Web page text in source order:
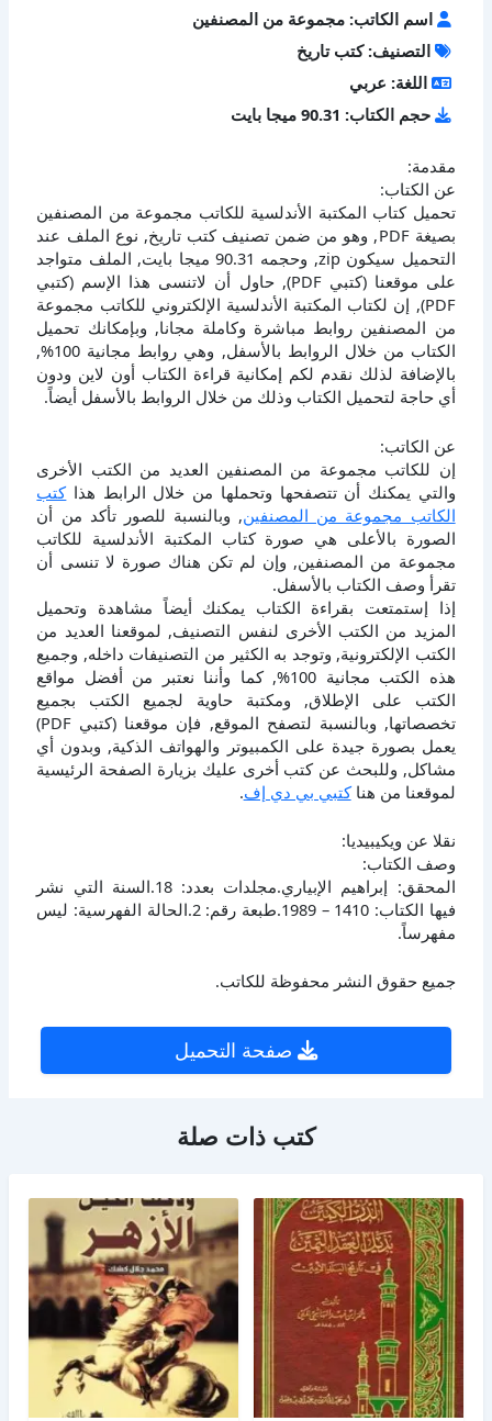
اسم الكاتب: مجموعة من المصنفين
التصنيف: كتب تاريخ
اللغة: عربي
حجم الكتاب: 90.31 ميجا بايت
مقدمة:
عن الكتاب:
تحميل كتاب المكتبة الأندلسية للكاتب مجموعة من المصنفين
بصيغة PDF, وهو من ضمن تصنيف كتب تاريخ, نوع الملف عند
التحميل سيكون zip, وحجمه 90.31 ميجا بايت, الملف متواجد
على موقعنا (كتبي PDF), حاول أن لاتنسى هذا الإسم (كتبي
PDF), إن لكتاب المكتبة الأندلسية الإلكتروني للكاتب مجموعة
من المصنفين روابط مباشرة وكاملة مجانا, وبإمكانك تحميل
الكتاب من خلال الروابط بالأسفل, وهي روابط مجانية 100%,
بالإضافة لذلك نقدم لكم إمكانية قراءة الكتاب أون لاين ودون
أي حاجة لتحميل الكتاب وذلك من خلال الروابط بالأسفل أيضاً.
عن الكاتب:
إن للكاتب مجموعة من المصنفين العديد من الكتب الأخرى
والتي يمكنك أن تتصفحها وتحملها من خلال الرابط هذاكتب
الكاتب مجموعة من المصنفين, وبالنسبة للصور تأكد من أن
الصورة بالأعلى هي صورة كتاب المكتبة الأندلسية للكاتب
مجموعة من المصنفين, وإن لم تكن هناك صورة لا تنسى أن
تقرأ وصف الكتاب بالأسفل.
إذا إستمتعت بقراءة الكتاب يمكنك أيضاً مشاهدة وتحميل
المزيد من الكتب الأخرى لنفس التصنيف, لموقعنا العديد من
الكتب الإلكترونية, وتوجد به الكثير من التصنيفات داخله, وجميع
هذه الكتب مجانية 100%, كما وأننا نعتبر من أفضل مواقع
الكتب على الإطلاق, ومكتبة حاوية لجميع الكتب بجميع
تخصصاتها, وبالنسبة لتصفح الموقع, فإن موقعنا (كتبي PDF)
يعمل بصورة جيدة على الكمبيوتر والهواتف الذكية, وبدون أي
مشاكل, وللبحث عن كتب أخرى عليك بزيارة الصفحة الرئيسية
لموقعنا من هناكتبي بي دي إف.
نقلا عن ويكيبيديا:
وصف الكتاب:
المحقق: إبراهيم الإبياري.مجلدات بعدد: 18.السنة التي نشر
فيها الكتاب: 1410 – 1989.طبعة رقم: 2.الحالة الفهرسية: ليس
مفهرساً.
جميع حقوق النشر محفوظة للكاتب.
صفحة التحميل
كتب ذات صلة